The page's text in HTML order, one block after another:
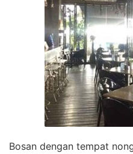
Bosan dengan tempat